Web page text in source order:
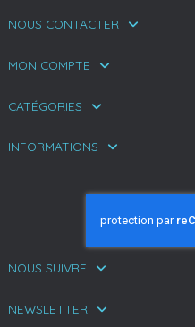
NOUS CONTACTER
MON COMPTE
CATÉGORIES
INFORMATIONS
NOUS SUIVRE
NEWSLETTER